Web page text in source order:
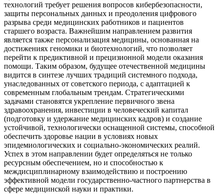
технологий требует решения вопросов кибербезопасности,
защиты персональных данных и преодоления цифрового
разрыва среди медицинских работников и пациентов
старшего возраста. Важнейшим направлением развития
является также персонализация медицины, основанная на
достижениях геномики и биотехнологий, что позволяет
перейти к предиктивной и прецизионной модели оказания
помощи. Таким образом, будущее отечественной медицины
видится в синтезе лучших традиций системного подхода,
унаследованных от советского периода, с адаптацией к
современным глобальным трендам. Стратегическими
задачами становятся укрепление первичного звена
здравоохранения, инвестиции в человеческий капитал
(подготовку и удержание медицинских кадров) и создание
устойчивой, технологически оснащенной системы, способной
обеспечить здоровье нации в условиях новых
эпидемиологических и социально-экономических реалий.
Успех в этом направлении будет определяться не только
ресурсным обеспечением, но и способностью к
междисциплинарному взаимодействию и построению
эффективной модели государственно-частного партнерства в
сфере медицинской науки и практики.